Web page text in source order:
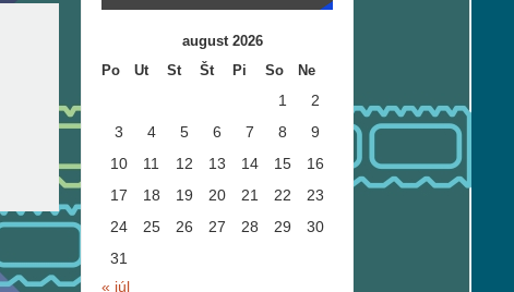
august 2026
Po
Ut St Št Pi So Ne
1
2
3
4 5 6 7 8
9
10
11 12 13 14 15
16
17
18 19 20 21 22
23
24
25 26 27 28 29
30
31
« júl